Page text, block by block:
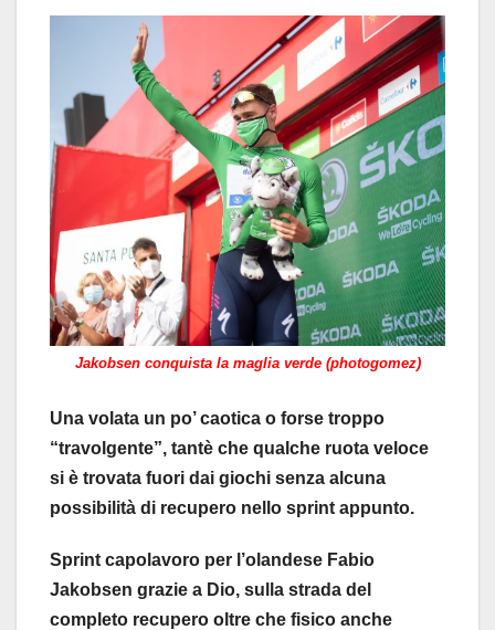
Jakobsen conquista la maglia verde (photogomez)
Una volata un po’ caotica o forse troppo
“travolgente”, tantè che qualche ruota veloce
si è trovata fuori dai giochi senza alcuna
possibilità di recupero nello sprint appunto.
Sprint capolavoro per l’olandese Fabio
Jakobsen grazie a Dio, sulla strada del
completo recupero oltre che fisico anche